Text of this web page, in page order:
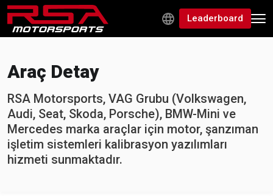
Leaderboard
Araç Detay
RSA Motorsports, VAG Grubu (Volkswagen,
Audi, Seat, Skoda, Porsche), BMW-Mini ve
Mercedes marka araçlar için motor, şanzıman
işletim sistemleri kalibrasyon yazılımları
hizmeti sunmaktadır.